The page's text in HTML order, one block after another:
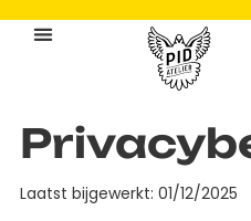
Laatst bijgewerkt: 01/12/2025